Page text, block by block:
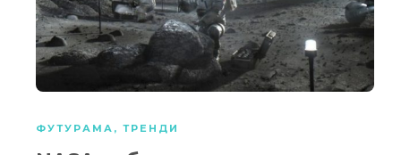
ФУТУРАМА , ТРЕНДИ